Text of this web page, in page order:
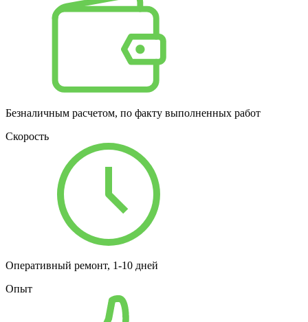
Безналичным расчетом, по факту выполненных работ
Скорость
Оперативный ремонт, 1-10 дней
Опыт